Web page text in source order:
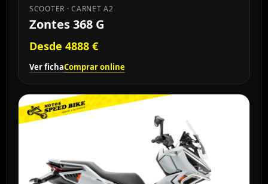
SCOOTER · CARNET A2
Zontes 368 G
Desde 4888 €
Ver fichaComprar online